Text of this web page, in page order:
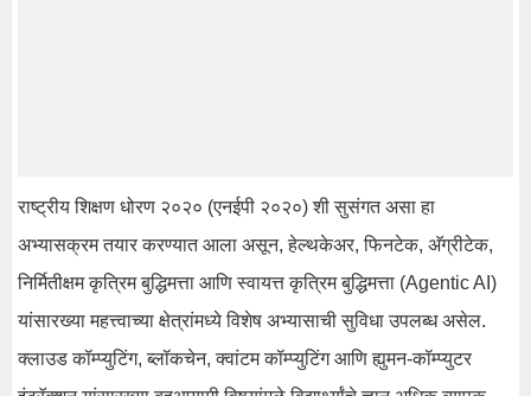
राष्ट्रीय शिक्षण धोरण २०२० (एनईपी २०२०) शी सुसंगत असा हा
अभ्यासक्रम तयार करण्यात आला असून, हेल्थकेअर, फिनटेक, अ‍ॅग्रीटेक,
निर्मितीक्षम कृत्रिम बुद्धिमत्ता आणि स्वायत्त कृत्रिम बुद्धिमत्ता (Agentic AI)
यांसारख्या महत्त्वाच्या क्षेत्रांमध्ये विशेष अभ्यासाची सुविधा उपलब्ध असेल.
क्लाउड कॉम्प्युटिंग, ब्लॉकचेन, क्वांटम कॉम्प्युटिंग आणि ह्युमन-कॉम्प्युटर